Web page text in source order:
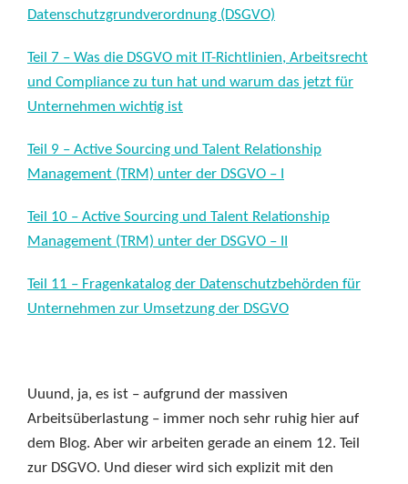
Datenschutzgrundverordnung (DSGVO)
Teil 7 – Was die DSGVO mit IT-Richtlinien, Arbeitsrecht
und Compliance zu tun hat und warum das jetzt für
Unternehmen wichtig ist
Teil 9 – Active Sourcing und Talent Relationship
Management (TRM) unter der DSGVO – I
Teil 10 – Active Sourcing und Talent Relationship
Management (TRM) unter der DSGVO – II
Teil 11 – Fragenkatalog der Datenschutzbehörden für
Unternehmen zur Umsetzung der DSGVO
Uuund, ja, es ist – aufgrund der massiven
Arbeitsüberlastung – immer noch sehr ruhig hier auf
dem Blog. Aber wir arbeiten gerade an einem 12. Teil
zur DSGVO. Und dieser wird sich explizit mit den